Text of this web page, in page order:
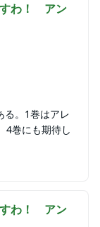
すわ！ アン
る。1巻はアレ
4巻にも期待し
すわ！ アン